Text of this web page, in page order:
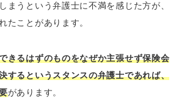
まうという弁護士に不満を感じた方が、
たことがあります。
きるはずのものをなぜか主張せず保険会
するというスタンスの弁護士であれば、
があります。